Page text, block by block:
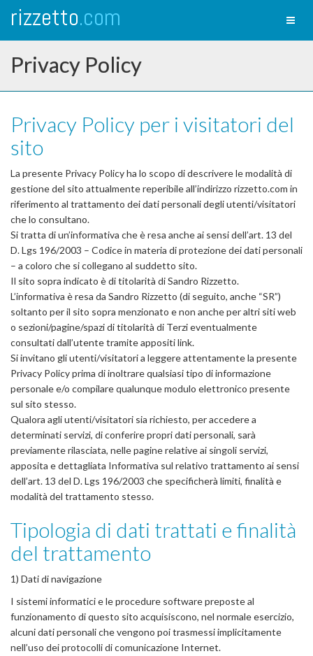
rizzetto.com
Privacy Policy
Privacy Policy per i visitatori del
sito
La presente Privacy Policy ha lo scopo di descrivere le modalità di
gestione del sito attualmente reperibile all’indirizzo rizzetto.com in
riferimento al trattamento dei dati personali degli utenti/visitatori
che lo consultano.
Si tratta di un’informativa che è resa anche ai sensi dell’art. 13 del
D. Lgs 196/2003 – Codice in materia di protezione dei dati personali
– a coloro che si collegano al suddetto sito.
Il sito sopra indicato è di titolarità di Sandro Rizzetto.
L’informativa è resa da Sandro Rizzetto (di seguito, anche “SR”)
soltanto per il sito sopra menzionato e non anche per altri siti web
o sezioni/pagine/spazi di titolarità di Terzi eventualmente
consultati dall’utente tramite appositi link.
Si invitano gli utenti/visitatori a leggere attentamente la presente
Privacy Policy prima di inoltrare qualsiasi tipo di informazione
personale e/o compilare qualunque modulo elettronico presente
sul sito stesso.
Qualora agli utenti/visitatori sia richiesto, per accedere a
determinati servizi, di conferire propri dati personali, sarà
previamente rilasciata, nelle pagine relative ai singoli servizi,
apposita e dettagliata Informativa sul relativo trattamento ai sensi
dell’art. 13 del D. Lgs 196/2003 che specificherà limiti, finalità e
modalità del trattamento stesso.
Tipologia di dati trattati e finalità
del trattamento
1) Dati di navigazione
I sistemi informatici e le procedure software preposte al
funzionamento di questo sito acquisiscono, nel normale esercizio,
alcuni dati personali che vengono poi trasmessi implicitamente
nell’uso dei protocolli di comunicazione Internet.